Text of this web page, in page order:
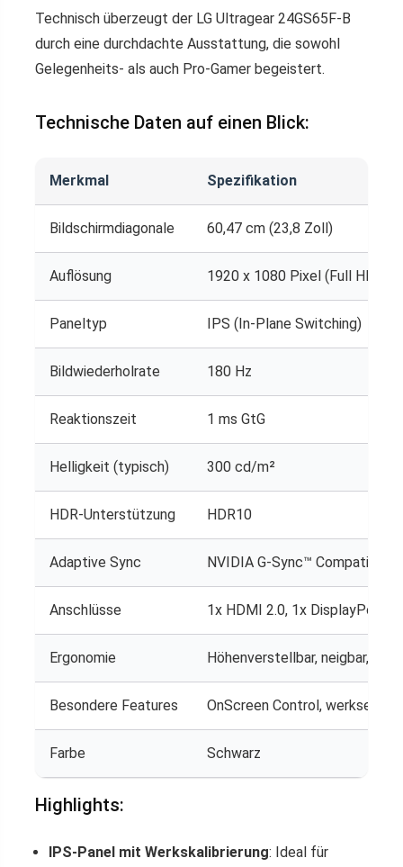
Technisch überzeugt der LG Ultragear 24GS65F-B
durch eine durchdachte Ausstattung, die sowohl
Gelegenheits- als auch Pro-Gamer begeistert.
Technische Daten auf einen Blick:
Merkmal Spezifikation
Bildschirmdiagonale 60,47 cm (23,8 Zoll)
Auflösung 1920 x 1080 Pixel (Full HD,
Paneltyp IPS (In-Plane Switching)
Bildwiederholrate 180 Hz
Reaktionszeit 1 ms GtG
Helligkeit (typisch) 300 cd/m²
HDR-Unterstützung HDR10
Adaptive Sync NVIDIA G-Sync™ Compatible,
Anschlüsse 1x HDMI 2.0, 1x DisplayPort
Ergonomie Höhenverstellbar, neigbar,
Besondere Features OnScreen Control, werkseitige
Farbe Schwarz
Highlights:
IPS-Panel mit Werkskalibrierung: Ideal für